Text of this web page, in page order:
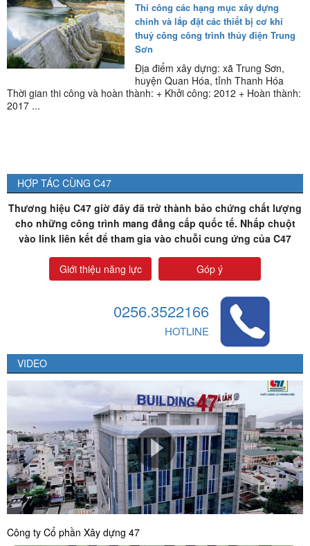
Thi công các hạng mục xây dựng
chính và lắp đặt các thiết bị cơ khí
thuỷ công công trình thủy điện Trung
Sơn
Địa điểm xây dựng: xã Trung Sơn,
huyện Quan Hóa, tỉnh Thanh Hóa
Thời gian thi công và hoàn thành: + Khởi công: 2012 + Hoàn thành:
2017 ...
HỢP TÁC CÙNG C47
Thương hiệu C47 giờ đây đã trở thành bảo chứng chất lượng
cho những công trình mang đẳng cấp quốc tế. Nhấp chuột
vào link liên kết để tham gia vào chuỗi cung ứng của C47
Giới thiệu năng lực Góp ý
0256.3522166
HOTLINE
VIDEO
Công ty Cổ phần Xây dựng 47